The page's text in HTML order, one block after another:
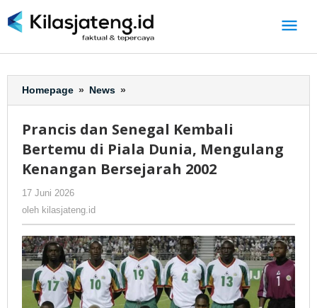
ke
Homepage » News »
dan
Kembali
Bertemu
di
Piala
Kenangan
Bersejarah
2002
Prancis dan Senegal Kembali
Bertemu di Piala Dunia, Mengulang
Kenangan Bersejarah 2002
17 Juni 2026
kilasjateng.id
oleh kilasjateng.id